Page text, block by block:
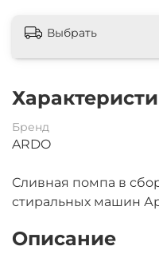
Бренд
ARDO
Сливная помпа в
стиральных машин
Описание
Выбрать